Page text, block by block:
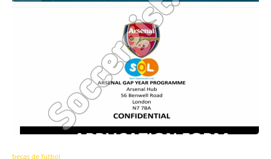
becas de futbol